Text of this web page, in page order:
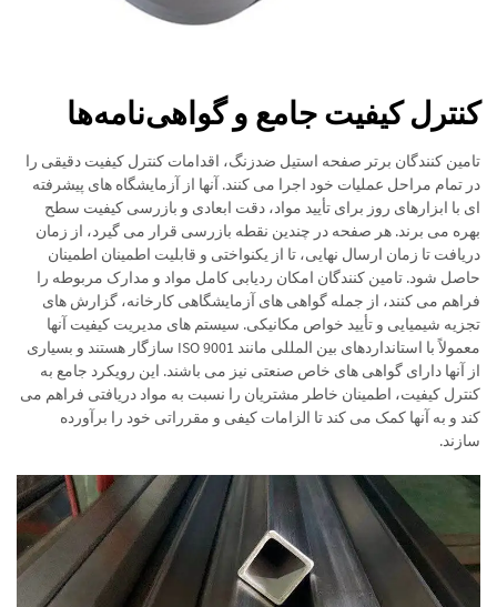
کنترل کیفیت جامع و گواهی‌نامه‌ها
تامین کنندگان برتر صفحه استیل ضدزنگ، اقدامات کنترل کیفیت دقیقی را
در تمام مراحل عملیات خود اجرا می کنند. آنها از آزمایشگاه های پیشرفته
ای با ابزارهای روز برای تأیید مواد، دقت ابعادی و بازرسی کیفیت سطح
بهره می برند. هر صفحه در چندین نقطه بازرسی قرار می گیرد، از زمان
دریافت تا زمان ارسال نهایی، تا از یکنواختی و قابلیت اطمینان اطمینان
حاصل شود. تامین کنندگان امکان ردیابی کامل مواد و مدارک مربوطه را
فراهم می کنند، از جمله گواهی های آزمایشگاهی کارخانه، گزارش های
تجزیه شیمیایی و تأیید خواص مکانیکی. سیستم های مدیریت کیفیت آنها
معمولاً با استانداردهای بین المللی مانند ISO 9001 سازگار هستند و بسیاری
از آنها دارای گواهی های خاص صنعتی نیز می باشند. این رویکرد جامع به
کنترل کیفیت، اطمینان خاطر مشتریان را نسبت به مواد دریافتی فراهم می
کند و به آنها کمک می کند تا الزامات کیفی و مقرراتی خود را برآورده
سازند.